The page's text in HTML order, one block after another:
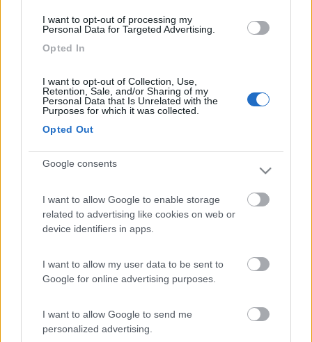
I want to opt-out of processing my
Personal Data for Targeted Advertising.
Opted In
I want to opt-out of Collection, Use,
Retention, Sale, and/or Sharing of my
Personal Data that Is Unrelated with the
Purposes for which it was collected.
Opted Out
Google consents
I want to allow Google to enable storage
related to advertising like cookies on web or
device identifiers in apps.
I want to allow my user data to be sent to
Google for online advertising purposes.
I want to allow Google to send me
personalized advertising.
Direi che oggi c'è la tensione un po' alta...
Commenti
banacoa
Facci vedere inverter e quante batterie...
01/03/2023 17:03